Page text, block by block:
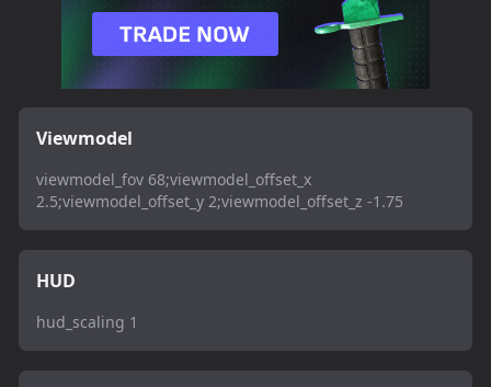
Viewmodel
viewmodel_fov 68;viewmodel_offset_x
2.5;viewmodel_offset_y 2;viewmodel_offset_z -1.75
HUD
hud_scaling 1